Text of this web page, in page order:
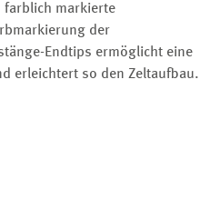
farblich markierte
der
Endtips ermöglicht eine
erleichtert so den Zeltaufbau.